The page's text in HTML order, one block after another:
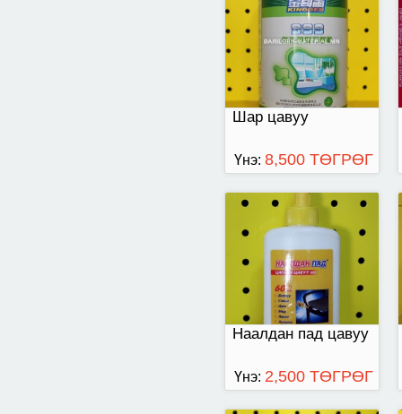
Шар цавуу
Үнэ: 8,500 ТӨГРӨГ
Наалдан пад цавуу
тарган цавуу/120/
Үнэ: 2,500 ТӨГРӨГ
Чулууны цагаан
цавуу/700гр/